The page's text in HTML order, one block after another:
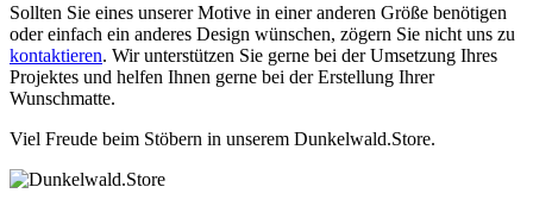
Sollten Sie eines unserer Motive in einer anderen Größe benötigen
oder einfach ein anderes Design wünschen, zögern Sie nicht uns zu
kontaktieren. Wir unterstützen Sie gerne bei der Umsetzung Ihres
Projektes und helfen Ihnen gerne bei der Erstellung Ihrer
Wunschmatte.
Viel Freude beim Stöbern in unserem Dunkelwald.Store.